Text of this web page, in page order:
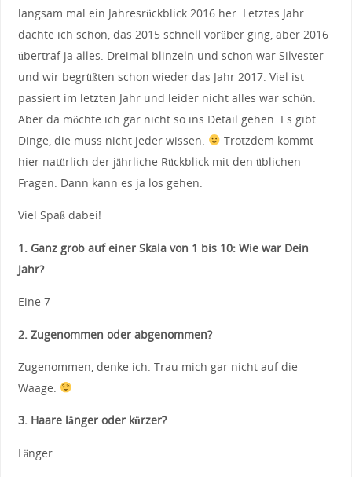
langsam mal ein Jahresrückblick 2016 her. Letztes Jahr
dachte ich schon, das 2015 schnell vorüber ging, aber 2016
übertraf ja alles. Dreimal blinzeln und schon war Silvester
und wir begrüßten schon wieder das Jahr 2017. Viel ist
passiert im letzten Jahr und leider nicht alles war schön.
Aber da möchte ich gar nicht so ins Detail gehen. Es gibt
Dinge, die muss nicht jeder wissen.
Trotzdem kommt
hier natürlich der jährliche Rückblick mit den üblichen
Fragen. Dann kann es ja los gehen.
Viel Spaß dabei!
1. Ganz grob auf einer Skala von 1 bis 10: Wie war Dein
Jahr?
Eine 7
2. Zugenommen oder abgenommen?
Zugenommen, denke ich. Trau mich gar nicht auf die
Waage.
3. Haare länger oder kürzer?
Länger